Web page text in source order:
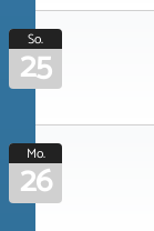
So.
25
Mo.
26